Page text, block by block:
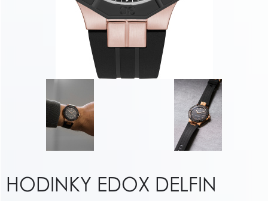
HODINKY EDOX DELFIN